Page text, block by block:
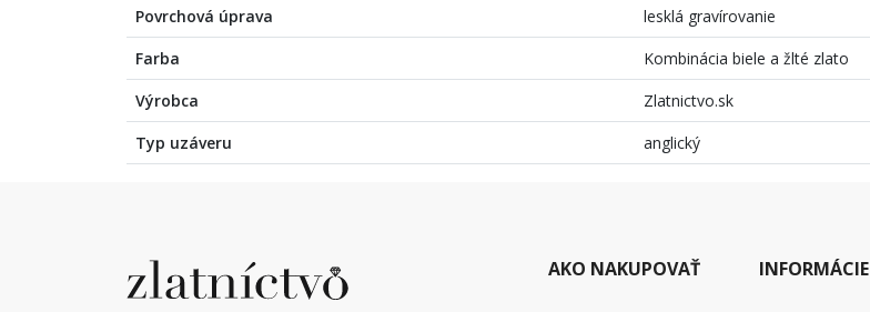
Povrchová úprava
lesklá gravírovanie
Farba
Kombinácia biele a žlté zlato
Výrobca
Zlatnictvo.sk
Typ uzáveru
anglický
AKO NAKUPOVAŤ INFORMÁCIE